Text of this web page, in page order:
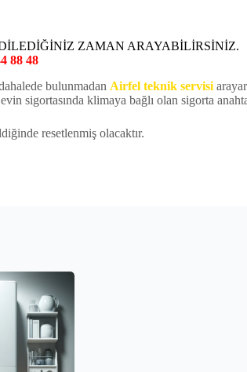
ZAMAN ARAYABİLİRSİNİZ.
88 48
bulunmadan Airfel teknik servisi
sigortasında klimaya bağlı olan sigorta
resetlenmiş olacaktır.